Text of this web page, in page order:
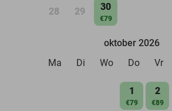
28 29 30
€79
oktober 2026
Ma
Di Wo Do Vr
1
€79
2
€89